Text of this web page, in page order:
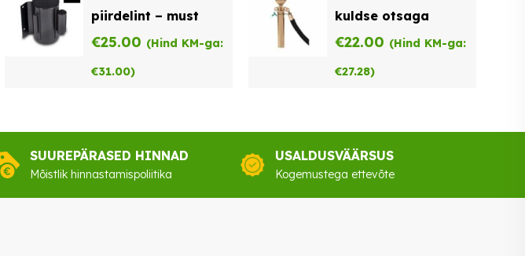
piirdelint – must
€25.00 (Hind KM-ga:
€31.00)
kuldse otsaga
€22.00 (Hind KM-ga:
€27.28)
SUUREPÄRASED HINNAD
Mõistlik hinnastamispoliitika
USALDUSVÄÄRSUS
Kogemustega ettevõte